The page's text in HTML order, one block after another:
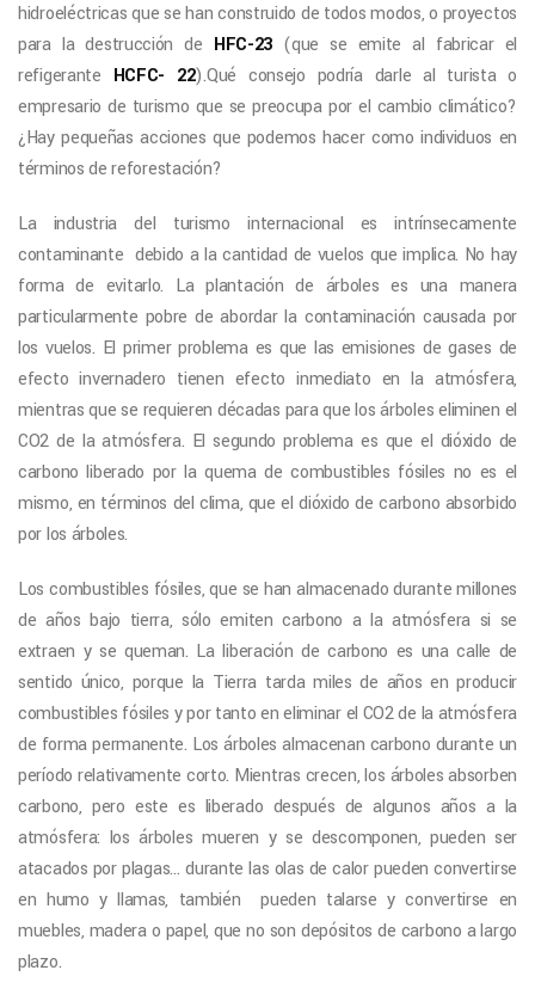
hidroeléctricas que se han construido de todos modos, o proyectos
para la destrucción de HFC-23 (que se emite al fabricar el
refigerante HCFC- 22).Qué consejo podría darle al turista o
empresario de turismo que se preocupa por el cambio climático?
¿Hay pequeñas acciones que podemos hacer como individuos en
términos de reforestación?
La industria del turismo internacional es intrínsecamente
contaminante debido a la cantidad de vuelos que implica. No hay
forma de evitarlo. La plantación de árboles es una manera
particularmente pobre de abordar la contaminación causada por
los vuelos. El primer problema es que las emisiones de gases de
efecto invernadero tienen efecto inmediato en la atmósfera,
mientras que se requieren décadas para que los árboles eliminen el
CO2 de la atmósfera. El segundo problema es que el dióxido de
carbono liberado por la quema de combustibles fósiles no es el
mismo, en términos del clima, que el dióxido de carbono absorbido
por los árboles.
Los combustibles fósiles, que se han almacenado durante millones
de años bajo tierra, sólo emiten carbono a la atmósfera si se
extraen y se queman. La liberación de carbono es una calle de
sentido único, porque la Tierra tarda miles de años en producir
combustibles fósiles y por tanto en eliminar el CO2 de la atmósfera
de forma permanente. Los árboles almacenan carbono durante un
período relativamente corto. Mientras crecen, los árboles absorben
carbono, pero este es liberado después de algunos años a la
atmósfera: los árboles mueren y se descomponen, pueden ser
atacados por plagas… durante las olas de calor pueden convertirse
en humo y llamas, también pueden talarse y convertirse en
muebles, madera o papel, que no son depósitos de carbono a largo
plazo.